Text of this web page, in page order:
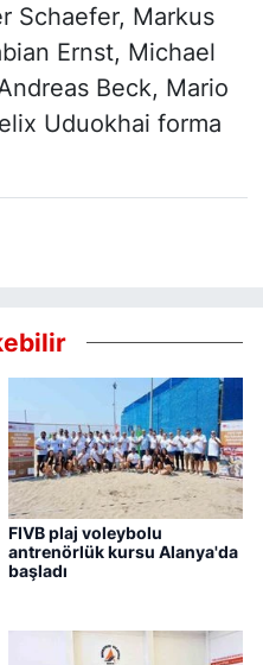
Schaefer, Markus
Ernst, Michael
Beck, Mario
Uduokhai forma
FIVB plaj voleybolu
antrenörlük kursu Alanya'da
başladı